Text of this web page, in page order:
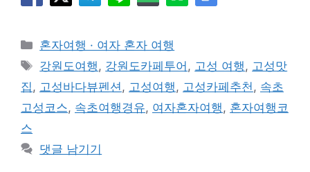
카
테
리
혼자여행 · 여자 혼자 여행
태
그
강원도여행, 강원도카페투어 , 고성 여행, 고성맛
집, 고성바다뷰펜션, 고성여행, 고성카페추천, 속초
고성코스, 속초여행경유, 여자혼자여행, 혼자여행코
스
댓글 남기기